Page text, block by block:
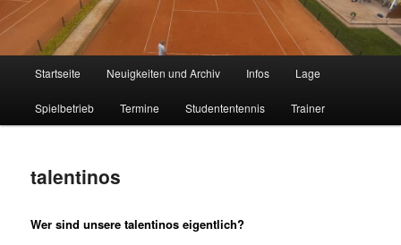
Startseite Neuigkeiten und Archiv Infos Lage
Spielbetrieb Termine Studententennis Trainer
talentinos
Wer sind unsere talentinos eigentlich?